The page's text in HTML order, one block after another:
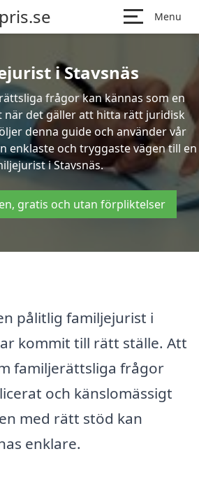
Menu
i Stavsnäs
frågor kan kännas som en
när det gäller att hitta rätt juridisk
denna guide och använder vår
enklaste och tryggaste vägen till en
i Stavsnäs.
gratis och utan förpliktelser
pålitlig familjejurist i
kommit till rätt ställe. Att
familjerättsliga frågor
och känslomässigt
med rätt stöd kan
enklare.